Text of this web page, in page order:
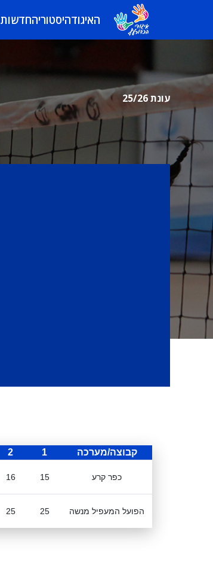
האיגודהיסטוריהחדשות
עונת 25/26
קבוצה/מערכה 1
2
כפר קרע 15
16
הפועל המעפיל מנשה 25
25